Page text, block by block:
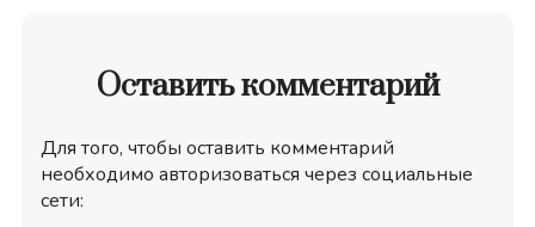
Оставить комментарий
Для того, чтобы оставить комментарий
необходимо авторизоваться через социальные
сети: